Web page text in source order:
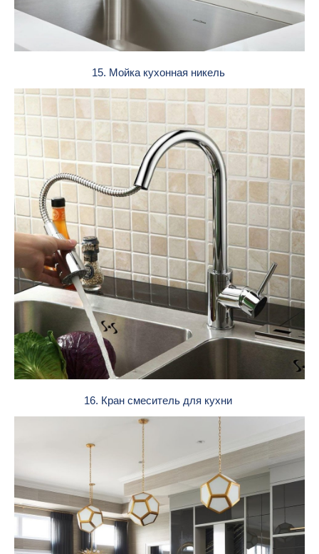
15. Мойка кухонная никель
16. Кран смеситель для кухни